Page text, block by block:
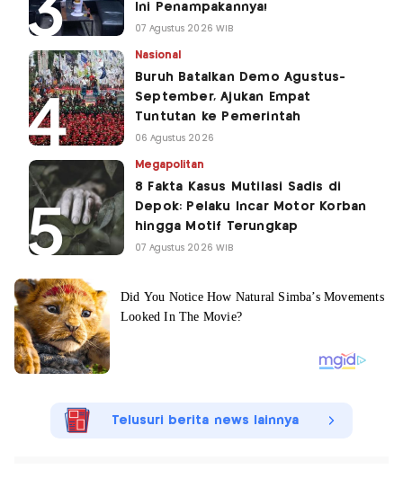
Ini Penampakannya!
07 Agustus 2026 WIB
Nasional
Buruh Batalkan Demo Agustus-
September, Ajukan Empat
Tuntutan ke Pemerintah
06 Agustus 2026
Megapolitan
8 Fakta Kasus Mutilasi Sadis di
Depok: Pelaku Incar Motor Korban
hingga Motif Terungkap
07 Agustus 2026 WIB
Telusuri berita news lainnya